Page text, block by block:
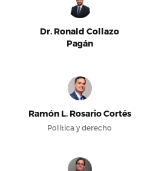
Dr. Ronald Collazo
Pagán
Ramón L. Rosario Cortés
Política y derecho